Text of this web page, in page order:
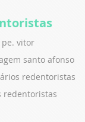
vitor
santo afonso
redentoristas
redentoristas